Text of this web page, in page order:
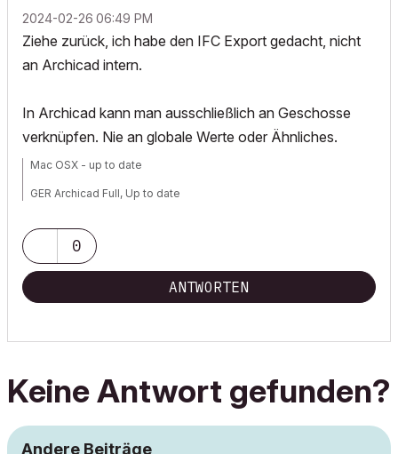
‎2024-02-26 06:49 PM
Ziehe zurück, ich habe den IFC Export gedacht, nicht
an Archicad intern.
In Archicad kann man ausschließlich an Geschosse
verknüpfen. Nie an globale Werte oder Ähnliches.
Mac OSX - up to date
GER Archicad Full, Up to date
0
ANTWORTEN
Keine Antwort gefunden?
Andere Beiträge